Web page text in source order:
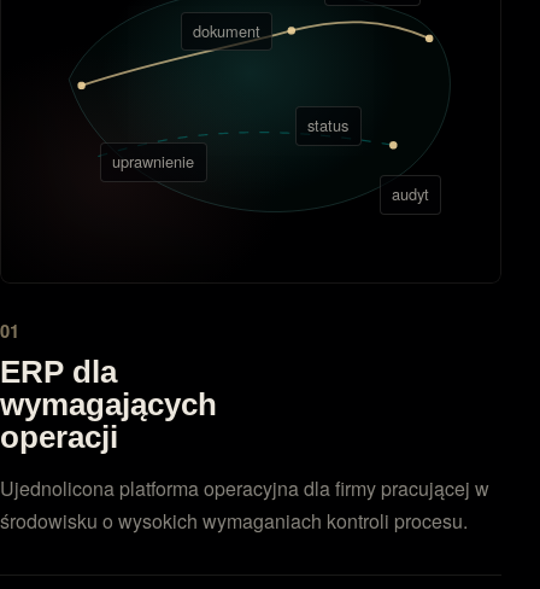
dokument
uprawnienie
status
audyt
01
ERP dla
wymagających
operacji
Ujednolicona platforma operacyjna dla firmy pracującej w
środowisku o wysokich wymaganiach kontroli procesu.